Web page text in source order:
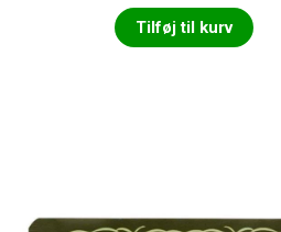
Tilføj til kurv